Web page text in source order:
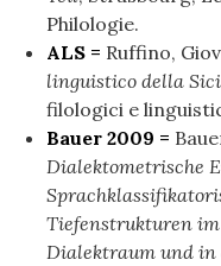
Philologie.
ALS = Ruffino,
linguistico della
filologici e
Bauer 2009 =
Dialektometrische
Tiefenstrukturen
Dialektraum und in